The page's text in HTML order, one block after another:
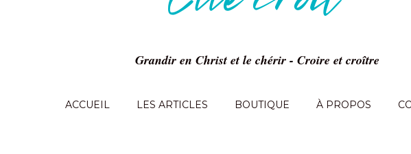
Grandir en Christ et le chérir - Croire et croître
ACCUEIL LES ARTICLES BOUTIQUE À PROPOS